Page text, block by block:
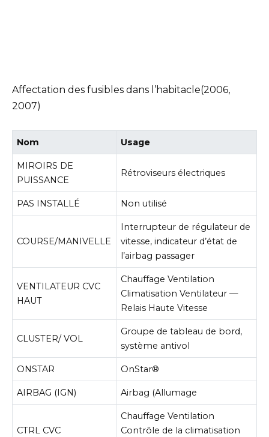
Affectation des fusibles dans l’habitacle(2006,
2007)
Nom Usage
MIROIRS DE
PUISSANCE
Rétroviseurs électriques
PAS INSTALLÉ Non utilisé
COURSE/MANIVELLE
Interrupteur de régulateur de
vitesse, indicateur d’état de
l’airbag passager
VENTILATEUR CVC
HAUT
Chauffage Ventilation
Climatisation Ventilateur —
Relais Haute Vitesse
CLUSTER/ VOL
Groupe de tableau de bord,
système antivol
ONSTAR OnStar®
AIRBAG (IGN) Airbag (Allumage
CTRL CVC
Chauffage Ventilation
Contrôle de la climatisation